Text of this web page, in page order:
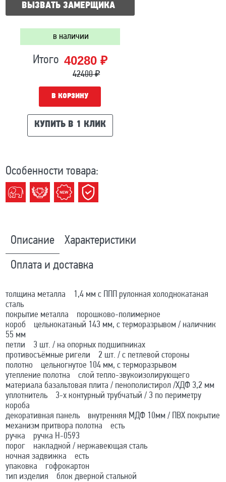
ВЫЗВАТЬ ЗАМЕРЩИКА
в наличии
Итого 40280 ₽
42400 ₽
В КОРЗИНУ
КУПИТЬ В 1 КЛИК
Особенности товара:
Описание Характеристики
Оплата и доставка
толщина металла 1,4 мм с ППП рулонная холоднокатаная
сталь
покрытие металла порошково-полимерное
короб цельнокатаный 143 мм, с терморазрывом / наличник
55 мм
петли 3 шт. / на опорных подшипниках
противосъёмные ригели 2 шт. / с петлевой стороны
полотно цельногнутое 104 мм, с терморазрывом
утепление полотна слой тепло-звукоизолирующего
материала базальтовая плита / пенополистирол /ХДФ 3,2 мм
уплотнитель 3-х контурный трубчатый / 3 по периметру
короба
декоративная панель внутренняя МДФ 10мм / ПВХ покрытие
механизм притвора полотна есть
ручка ручка Н-0593
порог накладной / нержавеющая сталь
ночная задвижка есть
упаковка гофрокартон
тип изделия блок дверной стальной